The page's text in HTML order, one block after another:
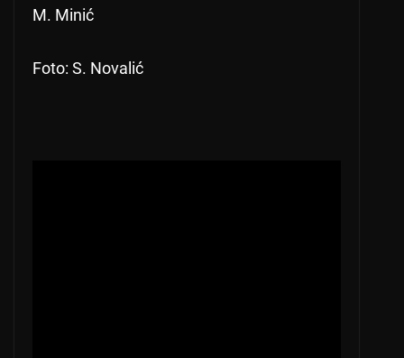
M. Minić
Foto: S. Novalić